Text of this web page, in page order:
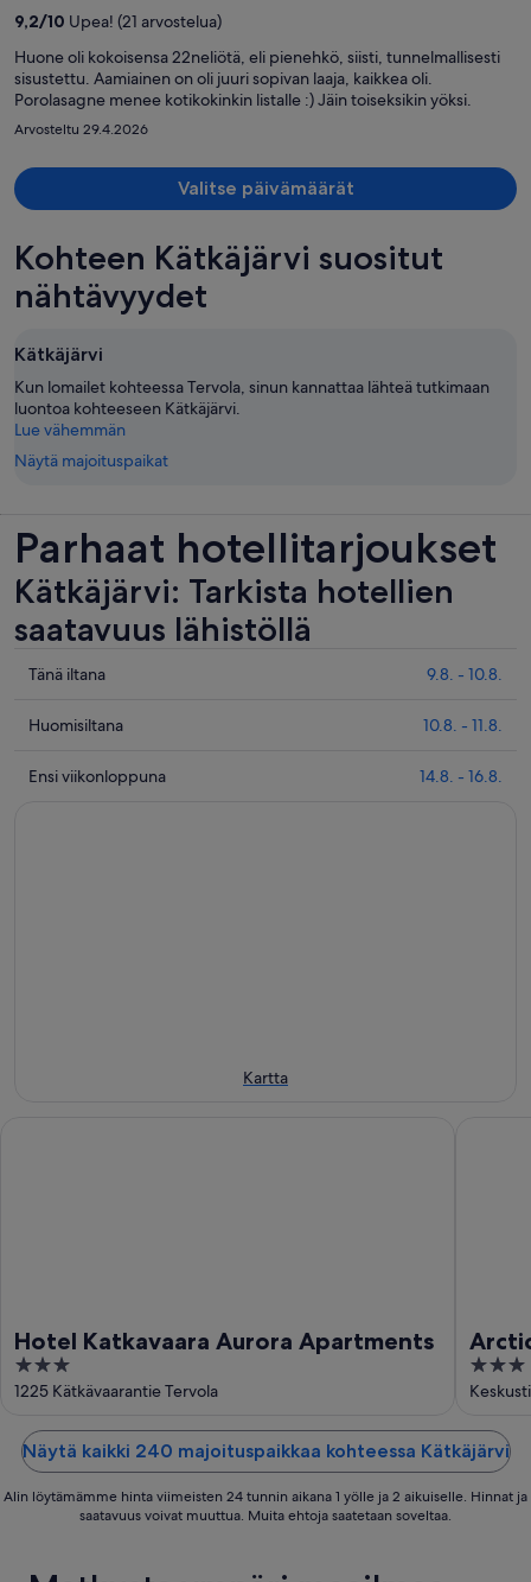
9,2/10 Upea! (21 arvostelua)
Huone oli kokoisensa 22neliötä, eli pienehkö, siisti, tunnelmallisesti
sisustettu. Aamiainen on oli juuri sopivan laaja, kaikkea oli.
Porolasagne menee kotikokinkin listalle :) Jäin toiseksikin yöksi.
Arvosteltu 29.4.2026
Valitse päivämäärät
Kohteen Kätkäjärvi suositut
nähtävyydet
Kätkäjärvi
Kun lomailet kohteessa Tervola, sinun kannattaa lähteä tutkimaan
luontoa kohteeseen Kätkäjärvi.
Lue vähemmän
Näytä majoituspaikat
Parhaat hotellitarjoukset
Kätkäjärvi: Tarkista hotellien
saatavuus lähistöllä
Tarkista
lähellä
Kätkäjärvi
Tänä iltana 9.8. - 10.8.
Tarkista
lähellä
Huomisiltana 10.8. - 11.8.
Tarkista
Ensi viikonloppuna 14.8. - 16.8.
Kartta
Hotel Katkavaara Aurora Apartments
3
out
5
1225 Kätkävaarantie Tervola
3
out
5
Näytä kaikki 240 majoituspaikkaa kohteessa Kätkäjärvi
Alin löytämämme hinta viimeisten 24 tunnin aikana 1 yölle ja 2 aikuiselle. Hinnat ja
saatavuus voivat muuttua. Muita ehtoja saatetaan soveltaa.